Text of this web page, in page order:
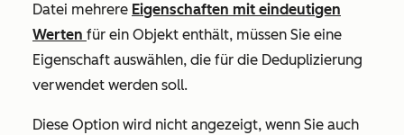
Datei mehrere Eigenschaften mit eindeutigen
Werten für ein Objekt enthält, müssen Sie eine
Eigenschaft auswählen, die für die Deduplizierung
verwendet werden soll.
Diese Option wird nicht angezeigt, wenn Sie auch